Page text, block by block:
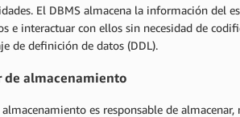
El DBMS almacena la información del
e interactuar con ellos sin necesidad de
de definición de datos (DDL).
de almacenamiento
es responsable de